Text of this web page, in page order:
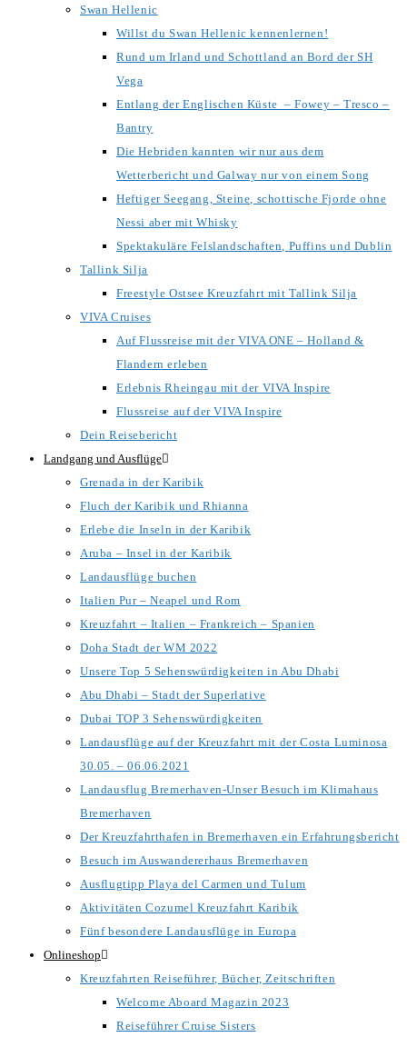
Swan Hellenic
Willst du Swan Hellenic kennenlernen!
Rund um Irland und Schottland an Bord der SH
Vega
Entlang der Englischen Küste – Fowey – Tresco –
Bantry
Die Hebriden kannten wir nur aus dem
Wetterbericht und Galway nur von einem Song
Heftiger Seegang, Steine, schottische Fjorde ohne
Nessi aber mit Whisky
Spektakuläre Felslandschaften, Puffins und Dublin
Tallink Silja
Freestyle Ostsee Kreuzfahrt mit Tallink Silja
VIVA Cruises
Auf Flussreise mit der VIVA ONE – Holland &
Flandern erleben
Erlebnis Rheingau mit der VIVA Inspire
Flussreise auf der VIVA Inspire
Dein Reisebericht
Landgang und Ausflüge
Grenada in der Karibik
Fluch der Karibik und Rhianna
Erlebe die Inseln in der Karibik
Aruba – Insel in der Karibik
Landausflüge buchen
Italien Pur – Neapel und Rom
Kreuzfahrt – Italien – Frankreich – Spanien
Doha Stadt der WM 2022
Unsere Top 5 Sehenswürdigkeiten in Abu Dhabi
Abu Dhabi – Stadt der Superlative
Dubai TOP 3 Sehenswürdigkeiten
Landausflüge auf der Kreuzfahrt mit der Costa Luminosa
30.05. – 06.06.2021
Landausflug Bremerhaven-Unser Besuch im Klimahaus
Bremerhaven
Der Kreuzfahrthafen in Bremerhaven ein Erfahrungsbericht
Besuch im Auswandererhaus Bremerhaven
Ausflugtipp Playa del Carmen und Tulum
Aktivitäten Cozumel Kreuzfahrt Karibik
Fünf besondere Landausflüge in Europa
Onlineshop
Kreuzfahrten Reiseführer, Bücher, Zeitschriften
Welcome Aboard Magazin 2023
Reiseführer Cruise Sisters